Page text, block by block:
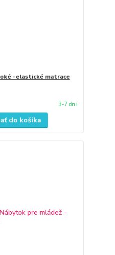
-elastické matrace
3-7 dni
do košíka